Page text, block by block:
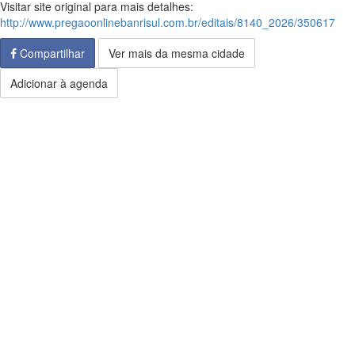
Visitar site original para mais detalhes:
http://www.pregaoonlinebanrisul.com.br/editais/8140_2026/350617
Compartilhar
Ver mais da mesma cidade
Adicionar à agenda